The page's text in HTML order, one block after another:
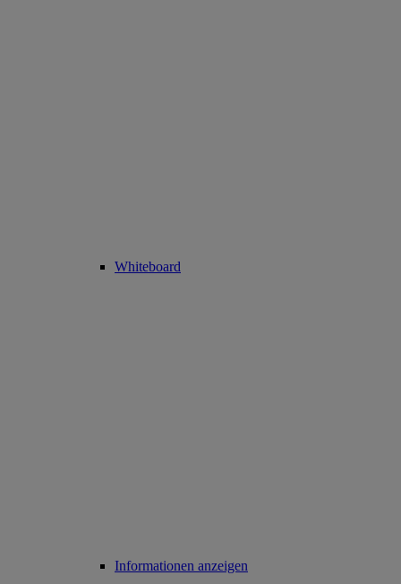
Whiteboard
Informationen anzeigen